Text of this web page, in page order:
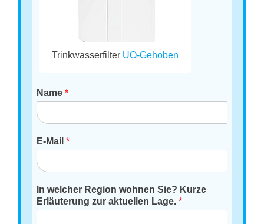
Trinkwasserfilter UO-Gehoben
Name*
E-Mail*
In welcher Region wohnen Sie? Kurze
Erläuterung zur aktuellen Lage.*